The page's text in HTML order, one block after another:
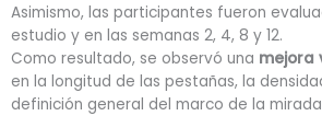
Asimismo, las participantes fueron
estudio y en las semanas 2, 4, 8 y 12.
Como resultado, se observó una mejora
en la longitud de las pestañas, la
definición general del marco de la